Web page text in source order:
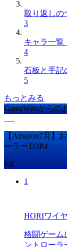
取り返しの
3
キャラ一覧
4
石板と手記
5
もっとみる
GameWithからの
【Amazon7月】
ーラーTOP4
PR
1
HORIワイ
格闘ゲーム
ントローラ